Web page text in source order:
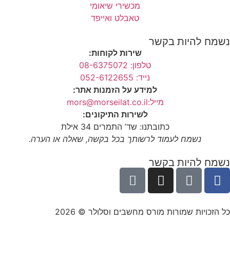
מכשירי שיאומי
טאבלט ואייפד
נשמח להיות בקשר
שירות לקוחות:
טלפון: 08-6375072
נייד: 052-6122655
למידע על הזמנות אתר:
מייל:mors@morseilat.co.il
לשירות התיקונים:
כתובתנו: שד’ התמרים 34 אילת
נשמח לעמוד לרשותך בכל בקשה, שאלה או הערה.
נשמח להיות בקשר
כל הזכויות שמורות מורס מחשבים וסלולר © 2026